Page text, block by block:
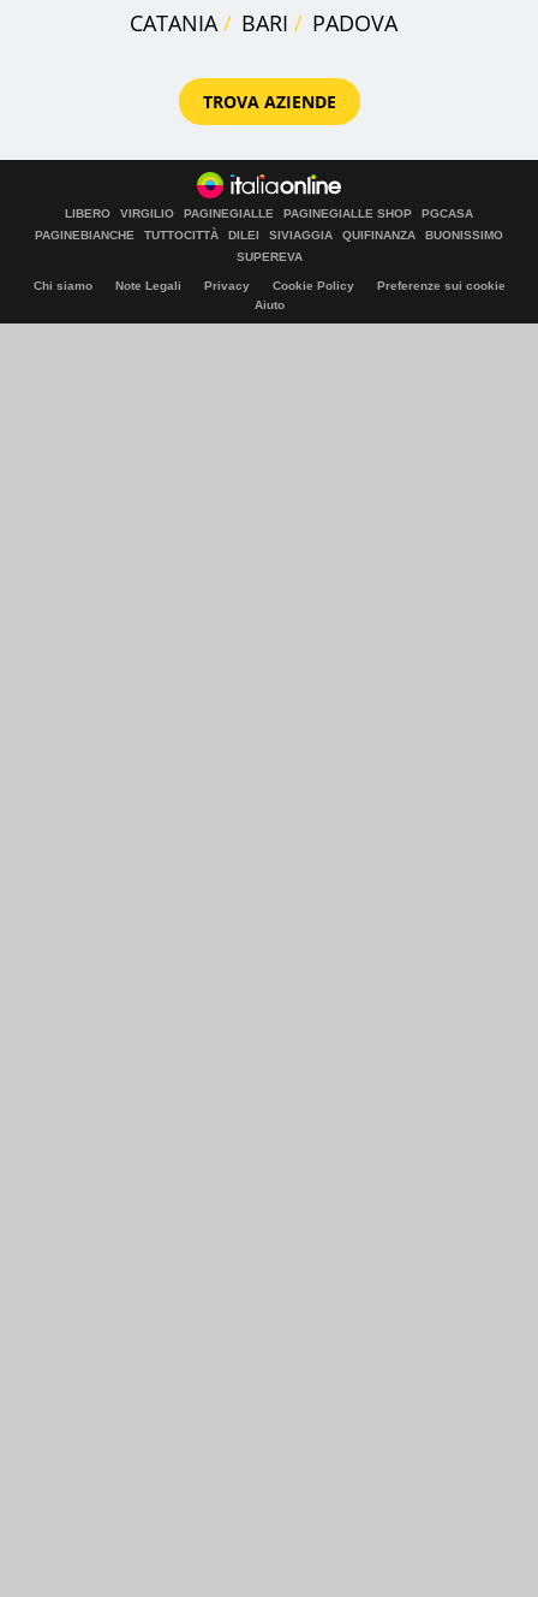
CATANIA
BARI PADOVA
TROVA AZIENDE
LIBERO VIRGILIO PAGINEGIALLE PAGINEGIALLE SHOP
PGCASA
PAGINEBIANCHE
TUTTOCITTÀ DILEI SIVIAGGIA QUIFINANZA
BUONISSIMO
SUPEREVA
Chi siamo Note Legali Privacy Cookie Policy
Preferenze sui cookie
Aiuto